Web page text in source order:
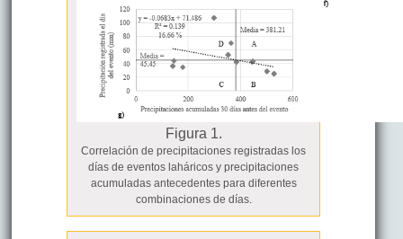
Figura 1.
Correlación de precipitaciones registradas los
días de eventos laháricos y precipitaciones
acumuladas antecedentes para diferentes
combinaciones de días.